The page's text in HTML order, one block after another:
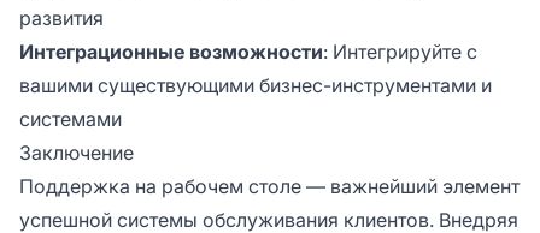
развития
Интеграционные возможности: Интегрируйте с
вашими существующими бизнес-инструментами и
системами
Заключение
Поддержка на рабочем столе — важнейший элемент
успешной системы обслуживания клиентов. Внедряя